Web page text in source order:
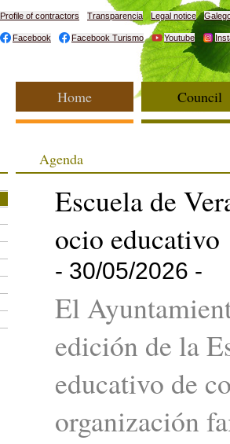
Profile of contractors Transparencia Legal notice
Facebook Facebook Turismo Youtube
Home Council
Agenda
Escuela de
ocio educativo
- 30/05/2026 -
El
edición de la
educativo de
organización